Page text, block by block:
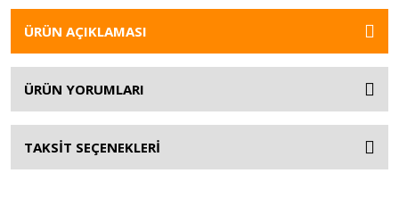
ÜRÜN AÇIKLAMASI
ÜRÜN YORUMLARI
TAKSİT SEÇENEKLERİ